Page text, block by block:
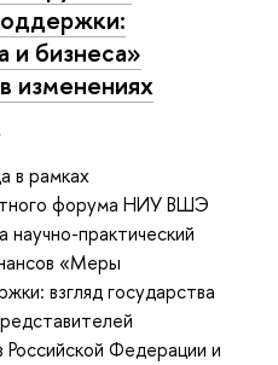
и бизнеса»
изменениях
в рамках
форума НИУ ВШЭ
практический
«Меры
взгляд государства
Федерации и